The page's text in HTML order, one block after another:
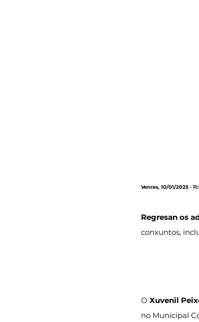
Venres, 10/01/2025 ·
Regresan os
conxuntos,
O Xuvenil
no Municipal